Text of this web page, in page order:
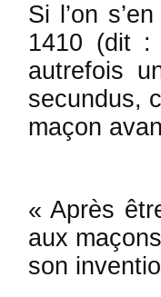
Si l’on
1410 (dit :
autre­fois
secundus,
maçon
« Après
aux
son